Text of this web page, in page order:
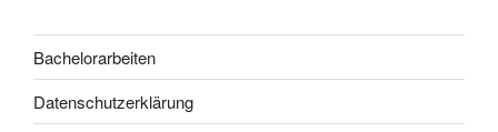
Bachelorarbeiten
Datenschutzerklärung